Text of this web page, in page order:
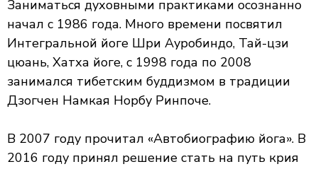
Заниматься духовными практиками осознанно
начал с 1986 года. Много времени посвятил
Интегральной йоге Шри Ауробиндо, Тай-цзи
цюань, Хатха йоге, с 1998 года по 2008
занимался тибетским буддизмом в традиции
Дзогчен Намкая Норбу Ринпоче.
В 2007 году прочитал «Автобиографию йога». В
2016 году принял решение стать на путь крия